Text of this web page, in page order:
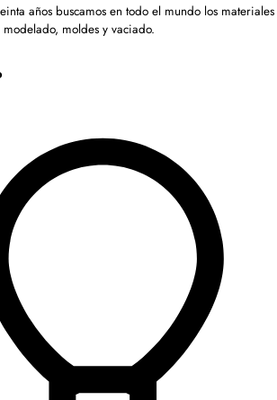
años buscamos en todo el mundo los
moldes y vaciado.